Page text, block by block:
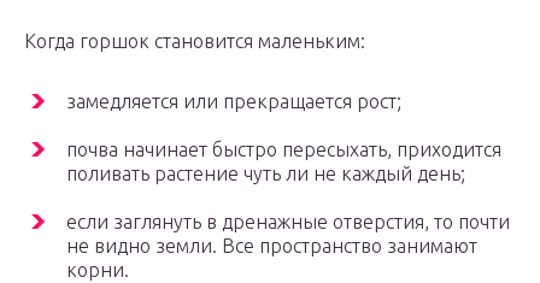
Когда горшок становится маленьким:
замедляется или прекращается рост;
почва начинает быстро пересыхать, приходится
поливать растение чуть ли не каждый день;
если заглянуть в дренажные отверстия, то почти
не видно земли. Все пространство занимают
корни.